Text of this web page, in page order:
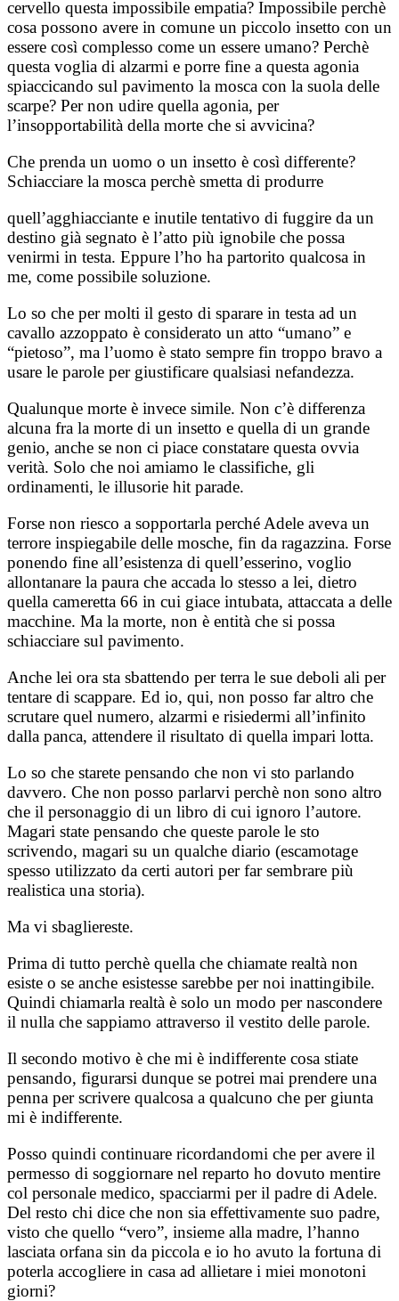
cervello questa impossibile empatia? Impossibile perchè
cosa possono avere in comune un piccolo insetto con un
essere così complesso come un essere umano? Perchè
questa voglia di alzarmi e porre fine a questa agonia
spiaccicando sul pavimento la mosca con la suola delle
scarpe? Per non udire quella agonia, per
l’insopportabilità della morte che si avvicina?
Che prenda un uomo o un insetto è così differente?
Schiacciare la mosca perchè smetta di produrre
quell’agghiacciante e inutile tentativo di fuggire da un
destino già segnato è l’atto più ignobile che possa
venirmi in testa. Eppure l’ho ha partorito qualcosa in
me, come possibile soluzione.
Lo so che per molti il gesto di sparare in testa ad un
cavallo azzoppato è considerato un atto “umano” e
“pietoso”, ma l’uomo è stato sempre fin troppo bravo a
usare le parole per giustificare qualsiasi nefandezza.
Qualunque morte è invece simile. Non c’è differenza
alcuna fra la morte di un insetto e quella di un grande
genio, anche se non ci piace constatare questa ovvia
verità. Solo che noi amiamo le classifiche, gli
ordinamenti, le illusorie hit parade.
Forse non riesco a sopportarla perché Adele aveva un
terrore inspiegabile delle mosche, fin da ragazzina. Forse
ponendo fine all’esistenza di quell’esserino, voglio
allontanare la paura che accada lo stesso a lei, dietro
quella cameretta 66 in cui giace intubata, attaccata a delle
macchine. Ma la morte, non è entità che si possa
schiacciare sul pavimento.
Anche lei ora sta sbattendo per terra le sue deboli ali per
tentare di scappare. Ed io, qui, non posso far altro che
scrutare quel numero, alzarmi e risiedermi all’infinito
dalla panca, attendere il risultato di quella impari lotta.
Lo so che starete pensando che non vi sto parlando
davvero. Che non posso parlarvi perchè non sono altro
che il personaggio di un libro di cui ignoro l’autore.
Magari state pensando che queste parole le sto
scrivendo, magari su un qualche diario (escamotage
spesso utilizzato da certi autori per far sembrare più
realistica una storia).
Ma vi sbagliereste.
Prima di tutto perchè quella che chiamate realtà non
esiste o se anche esistesse sarebbe per noi inattingibile.
Quindi chiamarla realtà è solo un modo per nascondere
il nulla che sappiamo attraverso il vestito delle parole.
Il secondo motivo è che mi è indifferente cosa stiate
pensando, figurarsi dunque se potrei mai prendere una
penna per scrivere qualcosa a qualcuno che per giunta
mi è indifferente.
Posso quindi continuare ricordandomi che per avere il
permesso di soggiornare nel reparto ho dovuto mentire
col personale medico, spacciarmi per il padre di Adele.
Del resto chi dice che non sia effettivamente suo padre,
visto che quello “vero”, insieme alla madre, l’hanno
lasciata orfana sin da piccola e io ho avuto la fortuna di
poterla accogliere in casa ad allietare i miei monotoni
giorni?